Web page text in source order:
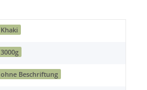
Khaki
3000g
ohne Beschriftung